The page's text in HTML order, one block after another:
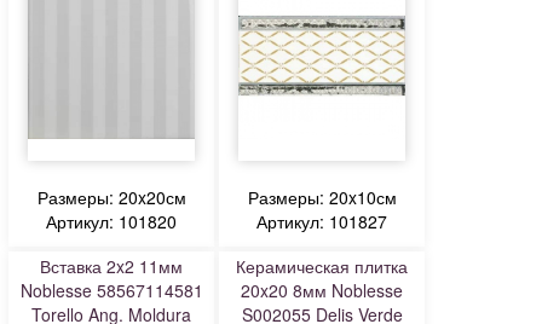
Размеры: 20x20см
Артикул: 101820
Размеры: 20x10см
Артикул: 101827
Вставка 2x2 11мм
Noblesse 58567114581
Torello Ang. Moldura
Керамическая плитка
20x20 8мм Noblesse
S002055 Delis Verde